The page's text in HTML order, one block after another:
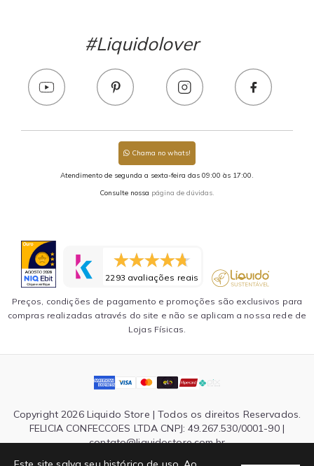
#Liquidolover
Chama no whats!
Atendimento de segunda a sexta-feira das 09:00 às 17:00.
Consulte nossa página de dúvidas.
2293 avaliações reais
Preços, condições de pagamento e promoções são exclusivos para
compras realizadas através do site e não se aplicam a nossa rede de
Lojas Físicas.
Copyright 2026 Liquido Store | Todos os direitos Reservados.
FELICIA CONFECCOES LTDA CNPJ: 49.267.530/0001-90 |
contato@liquidostore.com.br